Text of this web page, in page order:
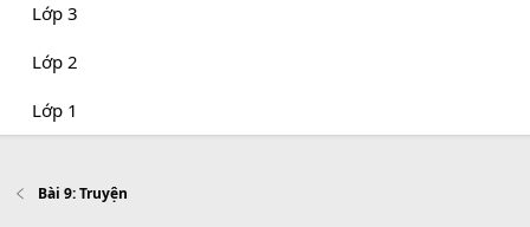
Lớp 3
Lớp 2
Lớp 1
Bài 9: Truyện